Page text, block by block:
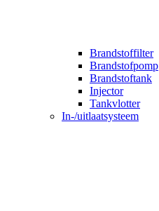
Brandstoffilter
Brandstofpomp
Brandstoftank
Injector
Tankvlotter
In-/uitlaatsysteem